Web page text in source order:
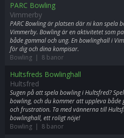
PARC Bowling
Vimmerby
PARC Bowling är platsen där ni kan spela
Vimmerby. Bowling är en aktivitetet som
både gammal och ung. En bowlinghall i
för dig och dina kompisar.
Bowling | 8 banor
Hultsfreds Bowlinghall
Hultsfred
Sugen på att spela bowling i Hultsfred?
bowling, och du kommer att uppleva både
och frustration. Ta med vännerna till
bowlinghall, ett roligt nöje!
Bowling | 8 banor